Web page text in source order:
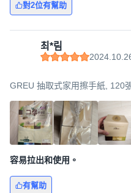
對2位有幫助
최*림
GREU 抽取式家用擦手紙, 120
容易拉出和使用。
有幫助